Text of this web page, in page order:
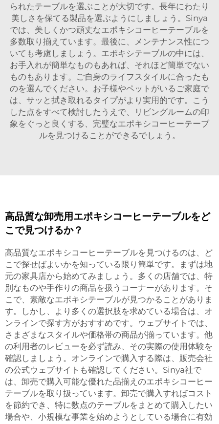
られたテーブルを選ぶことが大切です。長年にわたり
美しさを保てる製品を選ぶようにしましょう。Sinya
では、美しくかつ頑丈なエポキシコーヒーテーブルを
多数取り揃えています。最後に、メンテナンス性につ
いても考慮しましょう。エポキシテーブルの中には、
お手入れが簡単なものもあれば、それほど簡単でない
ものもあります。ご自身のライフスタイルに合ったも
のを選んでください。お子様やペットがいるご家庭で
は、サッと拭き取れるタイプがより実用的です。こう
した点をすべて検討したうえで、リビングルームの印
象をぐっと良くする、完璧なエポキシコーヒーテーブ
ルを見つけることができるでしょう。
高品質な卸売用エポキシコーヒーテーブルをど
こで見つけるか？
高品質なエポキシコーヒーテーブルを見つけるのは、ど
こで探せばよいかを知っている限り簡単です。まずは地
元の家具店から始めてみましょう。多くの店舗では、特
別なものや手作りの商品を扱うコーナーがあります。そ
こで、素敵なエポキシテーブルが見つかることがありま
す。しかし、より多くの選択肢を求めている場合は、オ
ンラインで探す方がおすすめです。ウェブサイトでは、
さまざまなスタイルや価格帯の商品が揃っています。他
の利用者のレビューを必ず読み、その実際の使用体験を
確認しましょう。オンラインで購入する際は、販売会社
の公式ウェブサイトも確認してください。Sinya社で
は、卸売で購入可能な優れた品揃えのエポキシコーヒー
テーブルを取り扱っています。卸売で購入すればコスト
を節約でき、特に数点のテーブルをまとめて購入したい
場合や、小規模な事業を始めようとしている場合に有効